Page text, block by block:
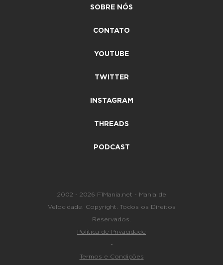
SOBRE NÓS
CONTATO
YOUTUBE
TWITTER
INSTAGRAM
THREADS
PODCAST
2002 - 2026 F1Mania.net - Mania de
Velocidade. Copyright. Todos os Direitos
Reservados.
Política de Privacidade
-
Termos e Condições